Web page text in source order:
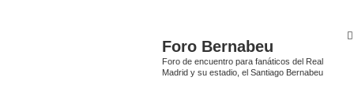
Foro Bernabeu
Foro de encuentro para fanáticos del Real
Madrid y su estadio, el Santiago Bernabeu